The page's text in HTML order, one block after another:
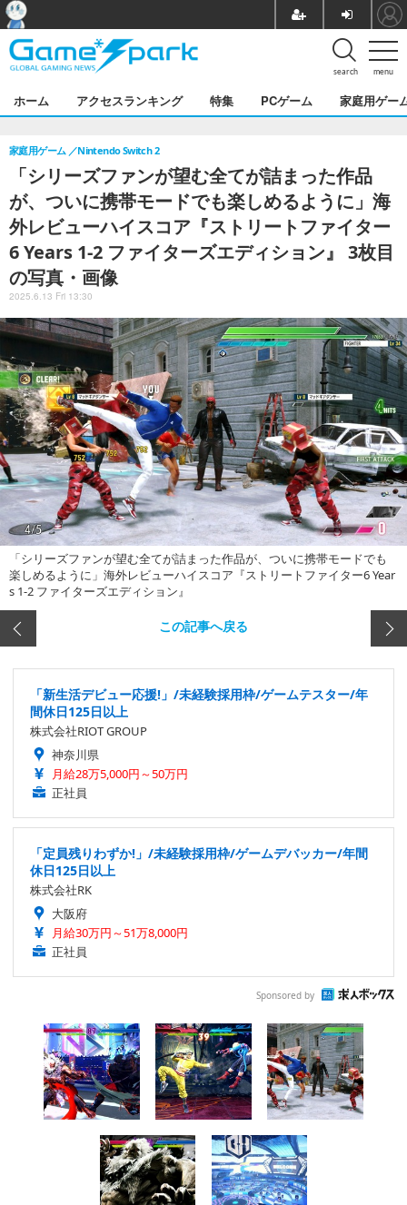
menu
search
ホーム アクセスランキング 特集 PCゲーム 家庭用ゲー
「シリーズファンが望む全てが詰まった作品
が、ついに携帯モードでも楽しめるように」海
外レビューハイスコア『ストリートファイター
6 Years 1-2 ファイターズエディション』 3枚目
の写真・画像
家庭用ゲーム Nintendo Switch 2
2025.6.13 Fri 13:30
「シリーズファンが望む全てが詰まった作品が、ついに携帯モードでも
楽しめるように」海外レビューハイスコア『ストリートファイター6 Year
s 1-2 ファイターズエディション』
この記事へ戻る
「新生活デビュー応援!」/未経験採用枠/ゲームテスター/年
間休日125日以上
株式会社RIOT GROUP
神奈川県
月給28万5,000円～50万円
正社員
「定員残りわずか!」/未経験採用枠/ゲームデバッカー/年間
休日125日以上
株式会社RK
大阪府
月給30万円～51万8,000円
正社員
Sponsored by